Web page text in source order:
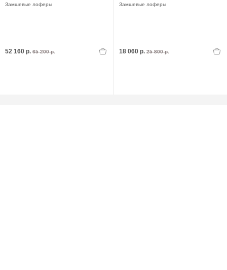
Замшевые лоферы
52 160 р. 65 200 р.
Замшевые лоферы
18 060 р. 25 800 р.